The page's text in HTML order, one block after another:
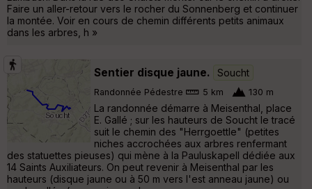
Faire un aller-retour vers le rocher du Sonnenberg et continuer
la montée. Voir en cours de chemin différents petits animaux
dans les arbres, h »
Sentier disque jaune. Soucht
Randonnée Pédestre 5 km 130 m
La randonnée démarre à Meisenthal, place
E. Gallé ; sur les hauteurs de Soucht le tracé
suit le chemin des "Herrgoettle" (petites
niches accrochées aux arbres renfermant
des statuettes pieuses) qui mène à la Pauluskapell dédiée aux
14 Saints Auxiliateurs. On peut revenir à Meisenthal par les
hauteurs (disque jaune ou à 50 m vers l'est anneau jaune) ou